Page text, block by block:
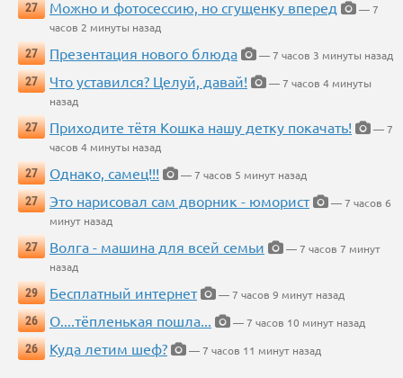
27 Можно и фотосессию, но сгущенку вперед
— 7
часов 2 минуты назад
27
Презентация нового блюда
— 7 часов 3 минуты назад
27
Что уставился? Целуй, давай!
— 7 часов 4 минуты
назад
27
Приходите тётя Кошка нашу детку покачать!
— 7
часов 4 минуты назад
27
Однако, самец!!!
— 7 часов 5 минут назад
27
Это нарисовал сам дворник - юморист
— 7 часов 6
минут назад
27
Волга - машина для всей семьи
— 7 часов 7 минут
назад
29
Бесплатный интернет
— 7 часов 9 минут назад
26
О....тёпленькая пошла...
— 7 часов 10 минут назад
26
Куда летим шеф? — 7 часов 11 минут назад